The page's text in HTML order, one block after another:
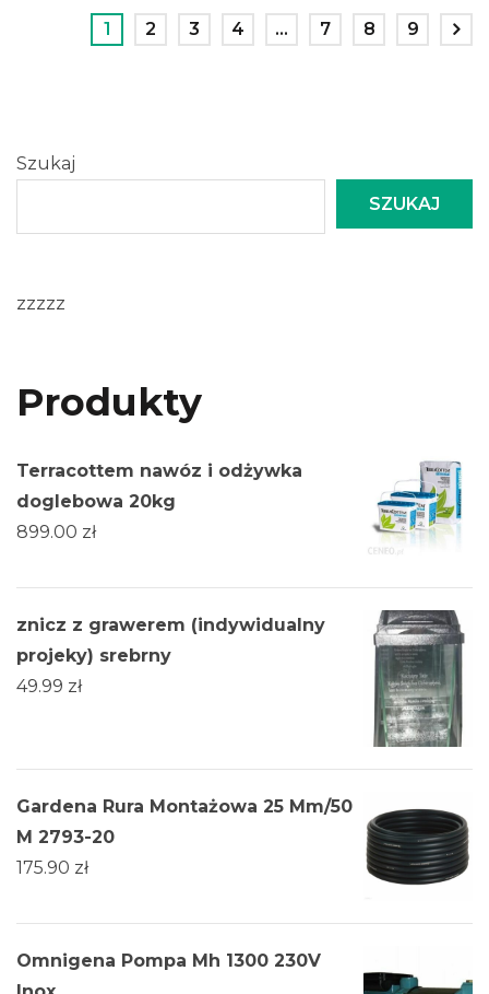
1 2 3 4 … 7 8 9
Szukaj
SZUKAJ
zzzzz
Produkty
Terracottem nawóz i odżywka
doglebowa 20kg
899.00 zł
znicz z grawerem (indywidualny
projeky) srebrny
49.99 zł
Gardena Rura Montażowa 25 Mm/50
M 2793-20
175.90 zł
Omnigena Pompa Mh 1300 230V